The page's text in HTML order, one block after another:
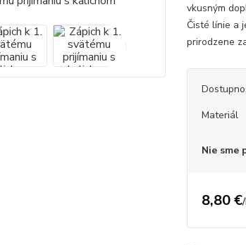
vkusným
Čisté línie a
prirodzene
Materiál
Nie sme
8,80 €/